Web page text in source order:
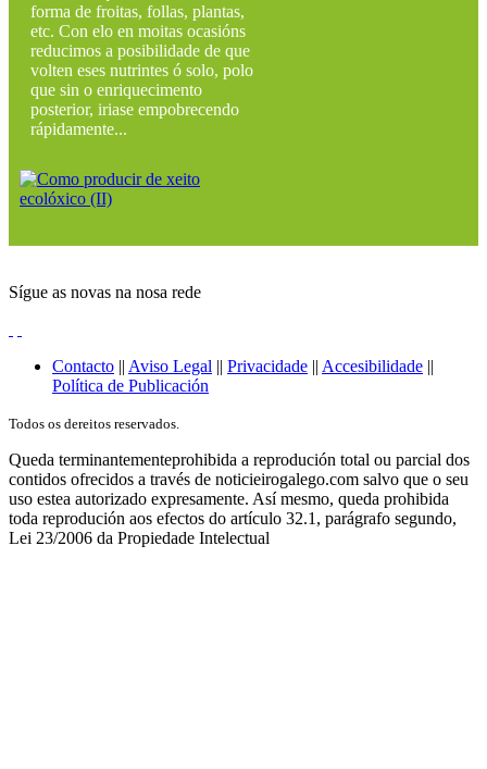
forma de froitas, follas, plantas,
etc. Con elo en moitas ocasións
reducimos a posibilidade de que
volten eses nutrintes ó solo, polo
que sin o enriquecimento
posterior, iriase empobrecendo
rápidamente...
Sígue as novas na nosa rede
Contacto || Aviso Legal || Privacidade || Accesibilidade ||
Política de Publicación
Todos os dereitos reservados.
Queda terminantementeprohibida a reprodución total ou parcial dos
contidos ofrecidos a través de noticieirogalego.com salvo que o seu
uso estea autorizado expresamente. Así mesmo, queda prohibida
toda reprodución aos efectos do artículo 32.1, parágrafo segundo,
Lei 23/2006 da Propiedade Intelectual